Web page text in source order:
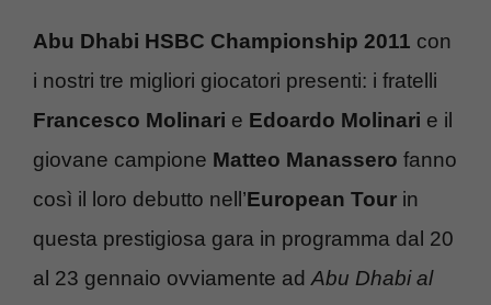
Abu Dhabi HSBC Championship 2011 con
i nostri tre migliori giocatori presenti: i fratelli
Francesco Molinari e Edoardo Molinari e il
giovane campione Matteo Manassero fanno
così il loro debutto nell’European Tour in
questa prestigiosa gara in programma dal 20
al 23 gennaio ovviamente ad Abu Dhabi al